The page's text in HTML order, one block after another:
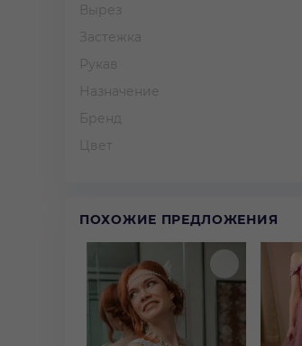
Вырез
Застежка
Рукав
Назначение
Бренд
Цвет
ПОХОЖИЕ ПРЕДЛОЖЕНИЯ